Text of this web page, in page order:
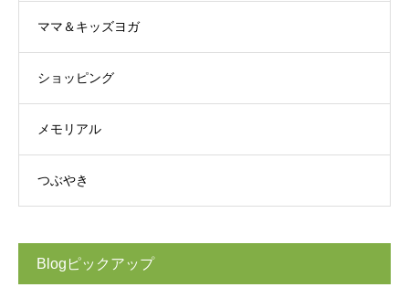
ママ＆キッズヨガ
ショッピング
メモリアル
つぶやき
Blogピックアップ